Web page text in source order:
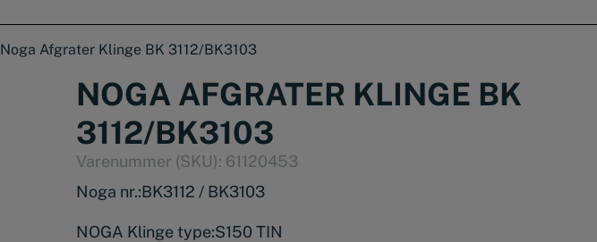
Noga Afgrater Klinge BK 3112/BK3103
NOGA AFGRATER KLINGE BK
3112/BK3103
Varenummer (SKU): 61120453
Noga nr.:BK3112 / BK3103
NOGA Klinge type:S150 TIN